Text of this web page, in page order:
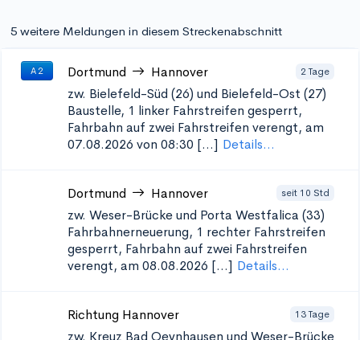
5 weitere Meldungen in diesem Streckenabschnitt
A 2 Dortmund Hannover 2 Tage
zw. Bielefeld-Süd (26) und Bielefeld-Ost (27)
Baustelle, 1 linker Fahrstreifen gesperrt,
Fahrbahn auf zwei Fahrstreifen verengt, am
07.08.2026 von 08:30 [...] Details...
Dortmund Hannover seit 10 Std
zw. Weser-Brücke und Porta Westfalica (33)
Fahrbahnerneuerung, 1 rechter Fahrstreifen
gesperrt, Fahrbahn auf zwei Fahrstreifen
verengt, am 08.08.2026 [...] Details...
Richtung Hannover 13 Tage
zw. Kreuz Bad Oeynhausen und Weser-Brücke